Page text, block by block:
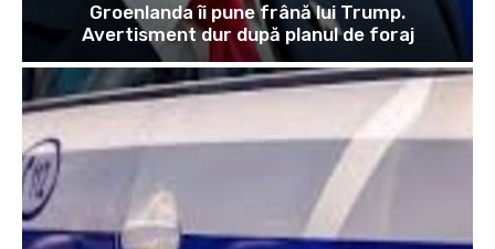
Groenlanda îi pune frână lui Trump.
Avertisment dur după planul de foraj